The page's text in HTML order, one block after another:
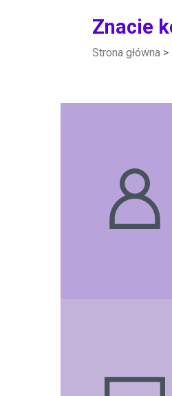
Znacie
Strona główna >